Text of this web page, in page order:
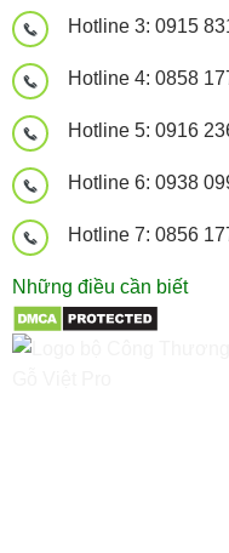
Hotline 3: 0915
Hotline 4: 0858
Hotline 5: 0916
Hotline 6: 0938
Hotline 7: 0856
Những điều cần biết